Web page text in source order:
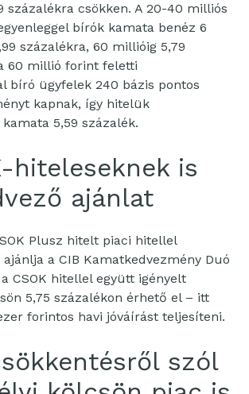
százalékra csökken. A 20-40 milliós
bírók kamata benéz 6
százalékra, 60 millióig 5,79
60 millió forint feletti
bíró ügyfelek 240 bázis pontos
kapnak, így hitelük
5,59 százalék.
hiteleseknek is
ajánlat
Plusz hitelt piaci hitellel
a CIB Kamatkedvezmény Duó
CSOK hitellel együtt igényelt
5,75 százalékon érhető el – itt
forintos havi jóváírást teljesíteni.
szól